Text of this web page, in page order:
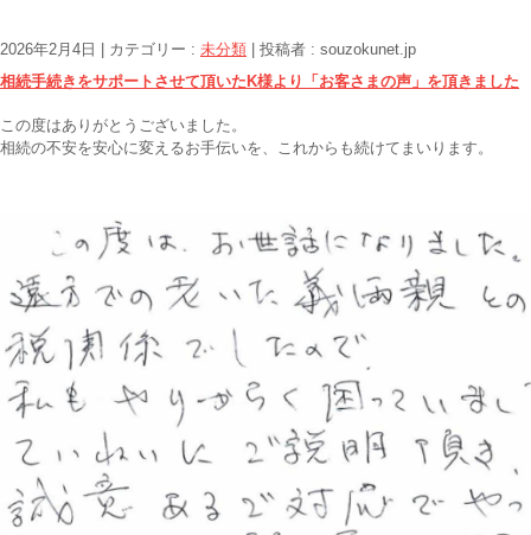
2026年2月4日 | カテゴリー : 未分類 | 投稿者 : souzokunet.jp
相続手続きをサポートさせて頂いたK様より「お客さまの声」を頂きました
この度はありがとうございました。
相続の不安を安心に変えるお手伝いを、これからも続けてまいります。